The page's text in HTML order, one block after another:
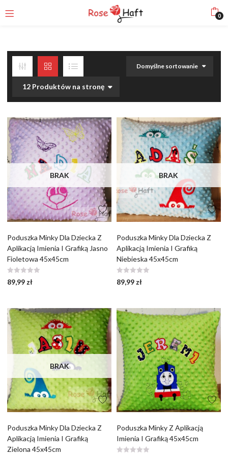
0
Domyślne sortowanie
12 Produktów na stronę
BRAK
Poduszka Minky Dla Dziecka Z
Aplikacją Imienia I Grafiką Jasno
Fioletowa 45x45cm
89,99 zł
BRAK
Poduszka Minky Dla Dziecka Z
Aplikacją Imienia I Grafiką
Niebieska 45x45cm
89,99 zł
BRAK
Poduszka Minky Dla Dziecka Z
Aplikacją Imienia I Grafiką
Zielona 45x45cm
Poduszka Minky Z Aplikacją
Imienia I Grafiką 45x45cm